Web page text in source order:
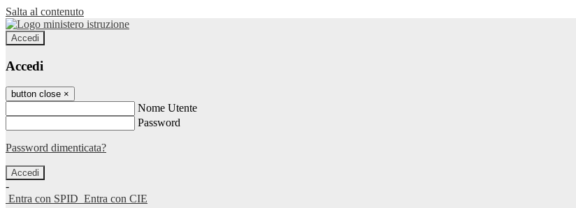
Salta al contenuto
Accedi
Accedi
button close ×
Nome Utente
Password
Password dimenticata?
-
Entra con SPID Entra con CIE